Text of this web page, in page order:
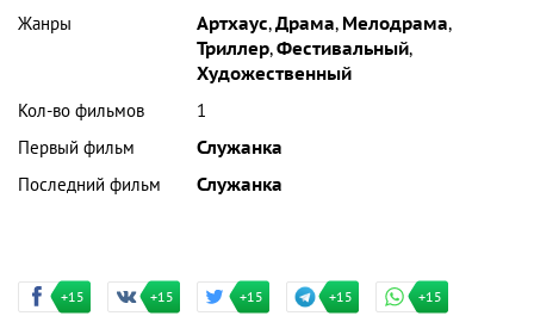
Жанры
Артхаус,Драма, Мелодрама,
Триллер,Фестивальный,
Художественный
Кол-во фильмов
1
Первый фильм
Служанка
Последний фильм
Служанка
+15 +15 +15 +15 +15